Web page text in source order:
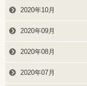
2020年10月
2020年09月
2020年08月
2020年07月